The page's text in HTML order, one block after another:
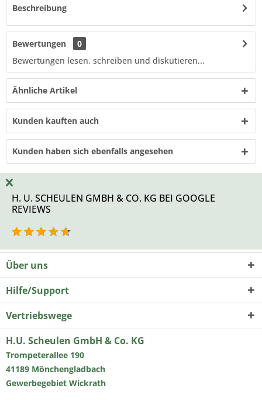
Beschreibung
Bewertungen
0
Bewertungen lesen, schreiben und diskutieren...
Ähnliche Artikel
Kunden kauften auch
Kunden haben sich ebenfalls angesehen
H. U. SCHEULEN GMBH & CO. KG BEI GOOGLE
REVIEWS
Über uns
Hilfe/Support
Vertriebswege
H.U. Scheulen GmbH & Co. KG
Trompeterallee 190
41189 Mönchengladbach
Gewerbegebiet Wickrath